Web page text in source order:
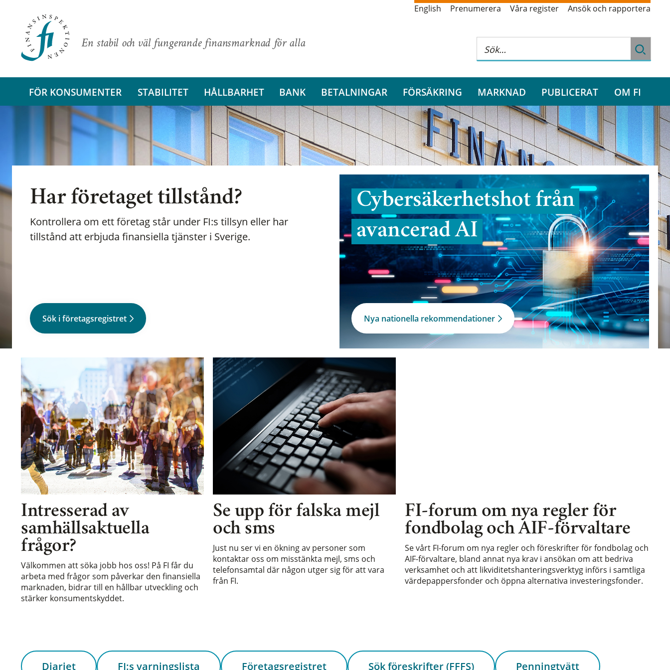
En stabil och väl fungerande finansmarknad för alla
English Prenumerera Våra register Ansök och rapportera
FÖR KONSUMENTER STABILITET HÅLLBARHET BANK BETALNINGAR FÖRSÄKRING MARKNAD PUBLICERAT OM FI
Har företaget tillstånd?
Kontrollera om ett företag står under FI:s tillsyn eller har
tillstånd att erbjuda finansiella tjänster i Sverige.
Sök i företagsregistret
Cybersäkerhetshot från
avancerad AI
Nya nationella rekommendationer
Intresserad av
samhällsaktuella
frågor?
Välkommen att söka jobb hos oss! På FI får du
arbeta med frågor som påverkar den finansiella
marknaden, bidrar till en hållbar utveckling och
stärker konsumentskyddet.
Se upp för falska mejl
och sms
Just nu ser vi en ökning av personer som
kontaktar oss om misstänkta mejl, sms och
telefonsamtal där någon utger sig för att vara
från FI.
FI-forum om nya regler för
fondbolag och AIF-förvaltare
Se vårt FI-forum om nya regler och föreskrifter för fondbolag och
AIF-förvaltare, bland annat nya krav i ansökan om att bedriva
verksamhet och att likviditetshanteringsverktyg införs i samtliga
värdepappersfonder och öppna alternativa investeringsfonder.
Diariet FI:s varningslista Företagsregistret Sök föreskrifter (FFFS) Penningtvätt